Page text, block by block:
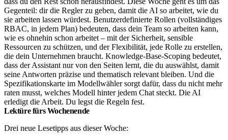
Gegenteil: dir die Regler zu geben, damit die AI so arbeitet, wie du
sie arbeiten lassen würdest. Benutzerdefinierte Rollen (vollständiges
RBAC, in jedem Plan) bedeuten, dass dein Team so arbeiten kann,
wie es ohnehin schon arbeitet – mit der Sicherheit, sensible
Ressourcen zu schützen, und der Flexibilität, jede Rolle zu erstellen,
die dein Unternehmen braucht. Knowledge-Base-Scoping bedeutet,
dass der Assistant nur von den Seiten lernt, die du auswählst, damit
seine Antworten präzise und thematisch relevant bleiben. Und die
Spezifikationskarte im Modellwähler sorgt dafür, dass du nicht mehr
raten musst, welches Modell hinter jedem Chat steckt. Die AI
erledigt die Arbeit. Du legst die Regeln fest.
Lektüre fürs Wochenende
Drei neue Lesetipps aus dieser Woche: